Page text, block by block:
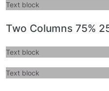
Text block
Two Columns 75%
Text block
Text block